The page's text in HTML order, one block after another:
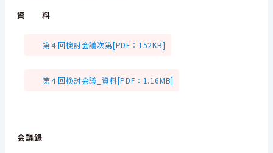
資 料
第４回検討会議次第[PDF：152KB]
第４回検討会議_資料[PDF：1.16MB]
会議録